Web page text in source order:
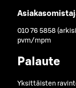
010 76 5858
pvm/mpm
Palaute
Yksittäisten